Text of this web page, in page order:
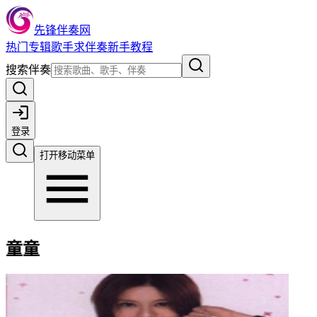
先锋伴奏网
热门 专辑歌手求伴奏新手教程
搜索伴奏
登录
打开移动菜单
童童